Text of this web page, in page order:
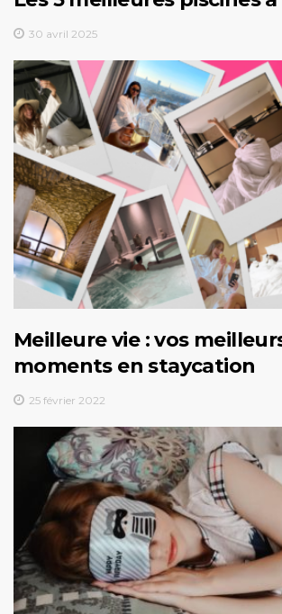
30 avril 2025
Meilleure vie : vos
moments en staycation
25 février 2022